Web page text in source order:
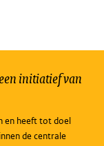
initiatief van
en heeft tot doel
de centrale